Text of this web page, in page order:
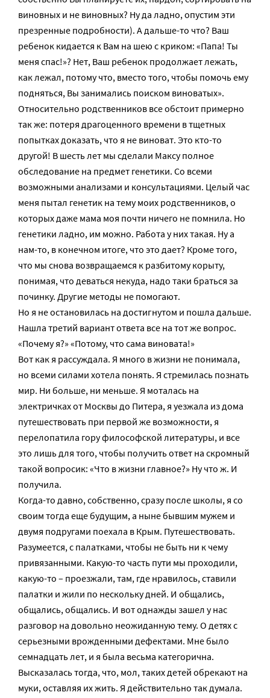
виновных и не виновных? Ну да ладно, опустим эти
презренные подробности). А дальше-то что? Ваш
ребенок кидается к Вам на шею с криком: «Папа! Ты
меня спас!»? Нет, Ваш ребенок продолжает лежать,
как лежал, потому что, вместо того, чтобы помочь ему
подняться, Вы занимались поиском виноватых».
Относительно родственников все обстоит примерно
так же: потеря драгоценного времени в тщетных
попытках доказать, что я не виноват. Это кто-то
другой! В шесть лет мы сделали Максу полное
обследование на предмет генетики. Со всеми
возможными анализами и консультациями. Целый час
меня пытал генетик на тему моих родственников, о
которых даже мама моя почти ничего не помнила. Но
генетики ладно, им можно. Работа у них такая. Ну а
нам-то, в конечном итоге, что это дает? Кроме того,
что мы снова возвращаемся к разбитому корыту,
понимая, что деваться некуда, надо таки браться за
починку. Другие методы не помогают.
Но я не остановилась на достигнутом и пошла дальше.
Нашла третий вариант ответа все на тот же вопрос.
«Почему я?» «Потому, что сама виновата!»
Вот как я рассуждала. Я много в жизни не понимала,
но всеми силами хотела понять. Я стремилась познать
мир. Ни больше, ни меньше. Я моталась на
электричках от Москвы до Питера, я уезжала из дома
путешествовать при первой же возможности, я
перелопатила гору философской литературы, и все
это лишь для того, чтобы получить ответ на скромный
такой вопросик: «Что в жизни главное?» Ну что ж. И
получила.
Когда-то давно, собственно, сразу после школы, я со
своим тогда еще будущим, а ныне бывшим мужем и
двумя подругами поехала в Крым. Путешествовать.
Разумеется, с палатками, чтобы не быть ни к чему
привязанными. Какую-то часть пути мы проходили,
какую-то – проезжали, там, где нравилось, ставили
палатки и жили по нескольку дней. И общались,
общались, общались. И вот однажды зашел у нас
разговор на довольно неожиданную тему. О детях с
серьезными врожденными дефектами. Мне было
семнадцать лет, и я была весьма категорична.
Высказалась тогда, что, мол, таких детей обрекают на
муки, оставляя их жить. Я действительно так думала.